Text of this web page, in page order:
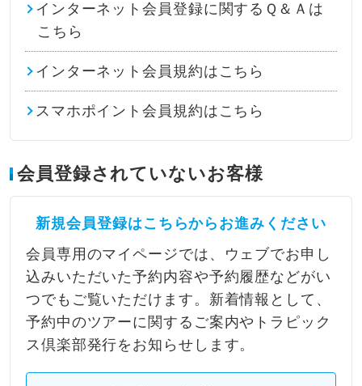
インターネット会員登録に関するＱ＆Ａは
こちら
インターネット会員規約はこちら
スマホポイント会員規約はこちら
会員登録されていないお客様
新規会員登録はこちらからお進みください
会員専用のマイページでは、ウェブでお申し
込みいただいた予約内容や予約履歴などがい
つでもご覧いただけます。新着情報として、
予約中のツアーに関するご案内やトラピック
ス倶楽部発行をお知らせします。